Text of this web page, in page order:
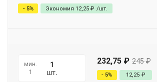
- 5% Экономия 12,25 ₽ /шт.
мин.
1
шт.
232,75 ₽ 245 ₽
- 5% 12,25 ₽